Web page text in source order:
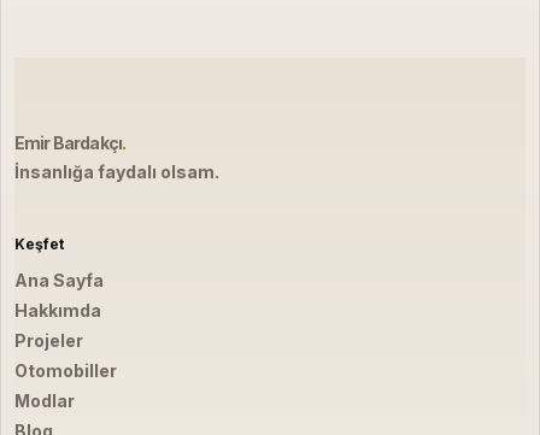
Emir Bardakçı.
İnsanlığa faydalı olsam.
Keşfet
Ana Sayfa
Hakkımda
Projeler
Otomobiller
Modlar